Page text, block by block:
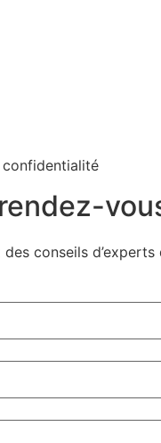
confidentialité
conseils